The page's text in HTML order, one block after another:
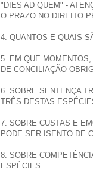
"DIES AD QUEM" -
O PRAZO NO DIREITO
4. QUANTOS E QUAIS
5. EM QUE
DE CONCILIAÇÃO
6. SOBRE SENTENÇA
TRÊS DESTAS
7. SOBRE CUSTAS E
PODE SER ISENTO DE
8. SOBRE
ESPÉCIES.